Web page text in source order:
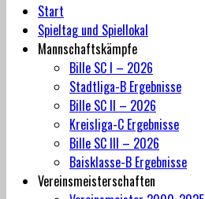
Start
Spieltag und Spiellokal
Mannschaftskämpfe
Bille SC I – 2026
Stadtliga-B Ergebnisse
Bille SC II – 2026
Kreisliga-C Ergebnisse
Bille SC III – 2026
Baisklasse-B Ergebnisse
Vereinsmeisterschaften